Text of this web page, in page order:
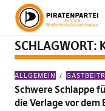
SCHLAGWORT:
ALLGEMEIN
Schwere Schlappe
die Verlage vor dem